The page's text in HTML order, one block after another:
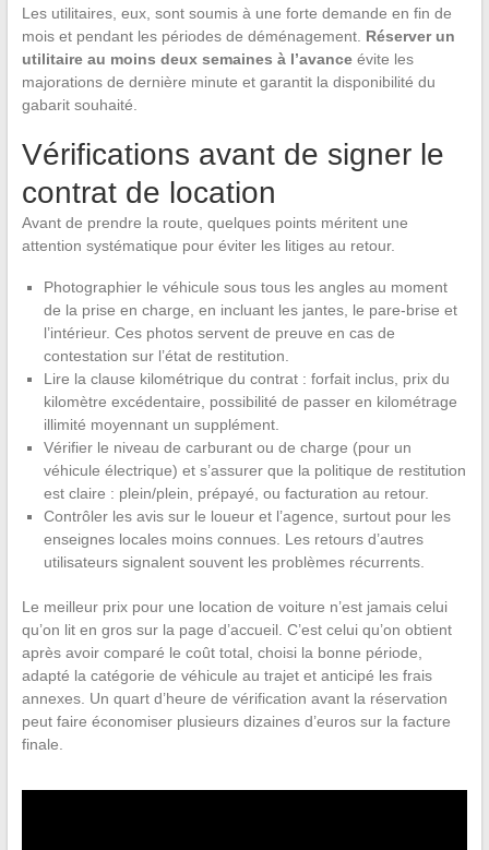
Les utilitaires, eux, sont soumis à une forte demande en fin de
mois et pendant les périodes de déménagement. Réserver un
utilitaire au moins deux semaines à l’avanceévite les
majorations de dernière minute et garantit la disponibilité du
gabarit souhaité.
Vérifications avant de signer le
contrat de location
Avant de prendre la route, quelques points méritent une
attention systématique pour éviter les litiges au retour.
Photographier le véhicule sous tous les angles au moment
de la prise en charge, en incluant les jantes, le pare-brise et
l’intérieur. Ces photos servent de preuve en cas de
contestation sur l’état de restitution.
Lire la clause kilométrique du contrat : forfait inclus, prix du
kilomètre excédentaire, possibilité de passer en kilométrage
illimité moyennant un supplément.
Vérifier le niveau de carburant ou de charge (pour un
véhicule électrique) et s’assurer que la politique de restitution
est claire : plein/plein, prépayé, ou facturation au retour.
Contrôler les avis sur le loueur et l’agence, surtout pour les
enseignes locales moins connues. Les retours d’autres
utilisateurs signalent souvent les problèmes récurrents.
Le meilleur prix pour une location de voiture n’est jamais celui
qu’on lit en gros sur la page d’accueil. C’est celui qu’on obtient
après avoir comparé le coût total, choisi la bonne période,
adapté la catégorie de véhicule au trajet et anticipé les frais
annexes. Un quart d’heure de vérification avant la réservation
peut faire économiser plusieurs dizaines d’euros sur la facture
finale.